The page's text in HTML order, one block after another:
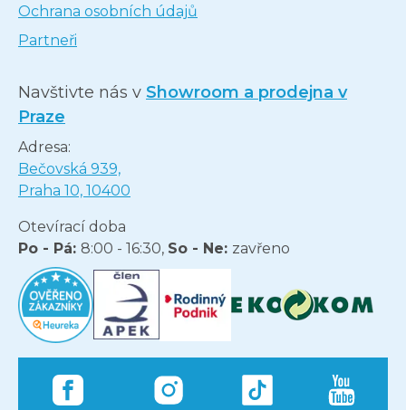
Ochrana osobních údajů
Partneři
Navštivte nás v Showroom a prodejna v
Praze
Adresa:
Bečovská 939,
Praha 10, 10400
Otevírací doba
Po - Pá: 8:00 - 16:30, So - Ne: zavřeno